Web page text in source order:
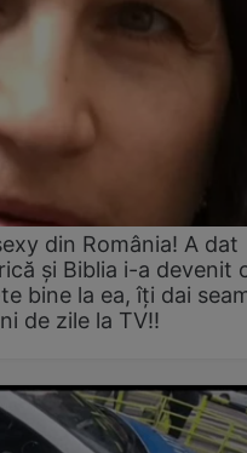
din România! A dat
și Biblia i-a devenit
bine la ea, îți dai
de zile la TV!!